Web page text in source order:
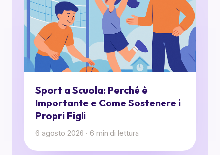
Sport a Scuola: Perché è
Importante e Come Sostenere i
Propri Figli
6 agosto 2026 · 6 min di lettura